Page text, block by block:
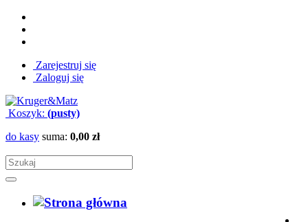
Zarejestruj się
Zaloguj się
Koszyk: (pusty)
do kasy suma: 0,00 zł